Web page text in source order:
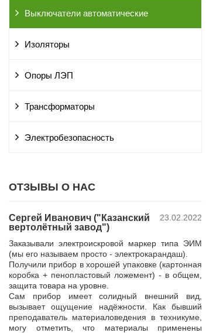
Выключатели автоматические
Изоляторы
Опоры ЛЭП
Трансформаторы
Электробезопасность
ОТЗЫВЫ О НАС
Сергей Иванович ("Казанский
вертолётный завод")
23.02.2022
Заказывали электроискровой маркер типа ЭИМ
(мы его называем просто - электрокарандаш).
Получили прибор в хорошей упаковке (картонная
коробка + пенопластовый ложемент) - в общем,
защита товара на уровне.
Сам прибор имеет солидный внешний вид,
вызывает ощущение надёжности. Как бывший
преподаватель материаловедения в техникуме,
могу отметить, что материалы применены